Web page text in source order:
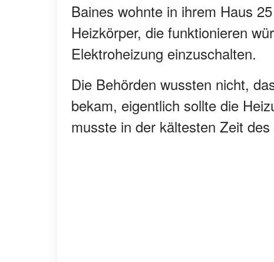
Baines wohnte in ihrem Haus
Heizkörper, die funktionieren
Elektroheizung einzuschalten.
Die Behörden wussten nicht,
bekam, eigentlich sollte die
musste in der kältesten Zeit